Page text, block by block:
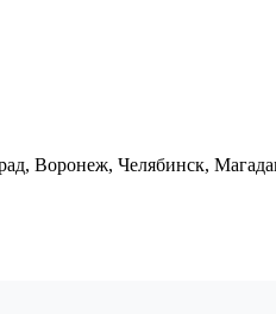
Воронеж, Челябинск,